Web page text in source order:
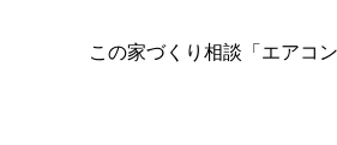
この家づくり相談「エアコ